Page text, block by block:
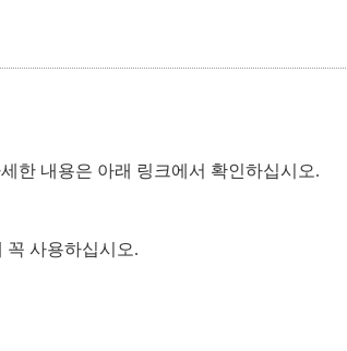
한 내용은 아래 링크에서 확인하십시오.
꼭 사용하십시오.